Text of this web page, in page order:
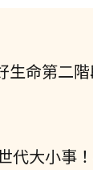
命第二
代大小事